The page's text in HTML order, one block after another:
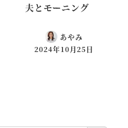
夫とモーニング
あやみ
2024年10月25日